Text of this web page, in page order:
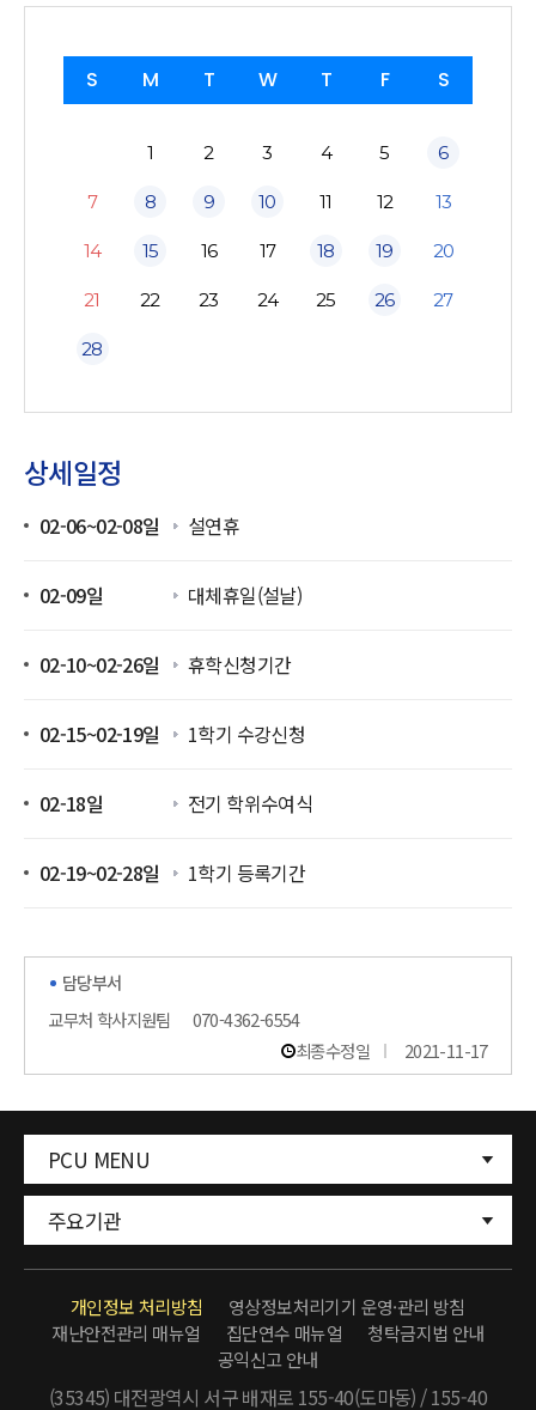
S M T W T F S
1 2 3 4 5 6
7 8 9 10 11 12 13
14 15 16 17 18 19 20
21 22 23 24 25 26 27
28
상세일정
02-06~02-08일 설연휴
02-09일 대체휴일(설날)
02-10~02-26일 휴학신청기간
02-15~02-19일 1학기 수강신청
02-18일 전기 학위수여식
02-19~02-28일 1학기 등록기간
담당부서
교무처 학사지원팀
070-4362-6554
최종수정일
2021-11-17
PCU MENU
주요기관
개인정보 처리방침
영상정보처리기기 운영·관리 방침
재난안전관리 매뉴얼
집단연수 매뉴얼
청탁금지법 안내
공익신고 안내
(35345) 대전광역시 서구 배재로 155-40(도마동) / 155-40